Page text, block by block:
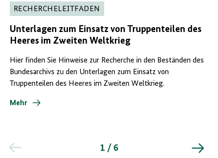
RECHERCHELEITFADEN
Unterlagen zum Einsatz von Truppenteilen des
Heeres im Zweiten Weltkrieg
Hier finden Sie Hinweise zur Recherche in den Beständen des
Bundesarchivs zu den Unterlagen zum Einsatz von
Truppenteilen des Heeres im Zweiten Weltkrieg.
Mehr
1 / 6